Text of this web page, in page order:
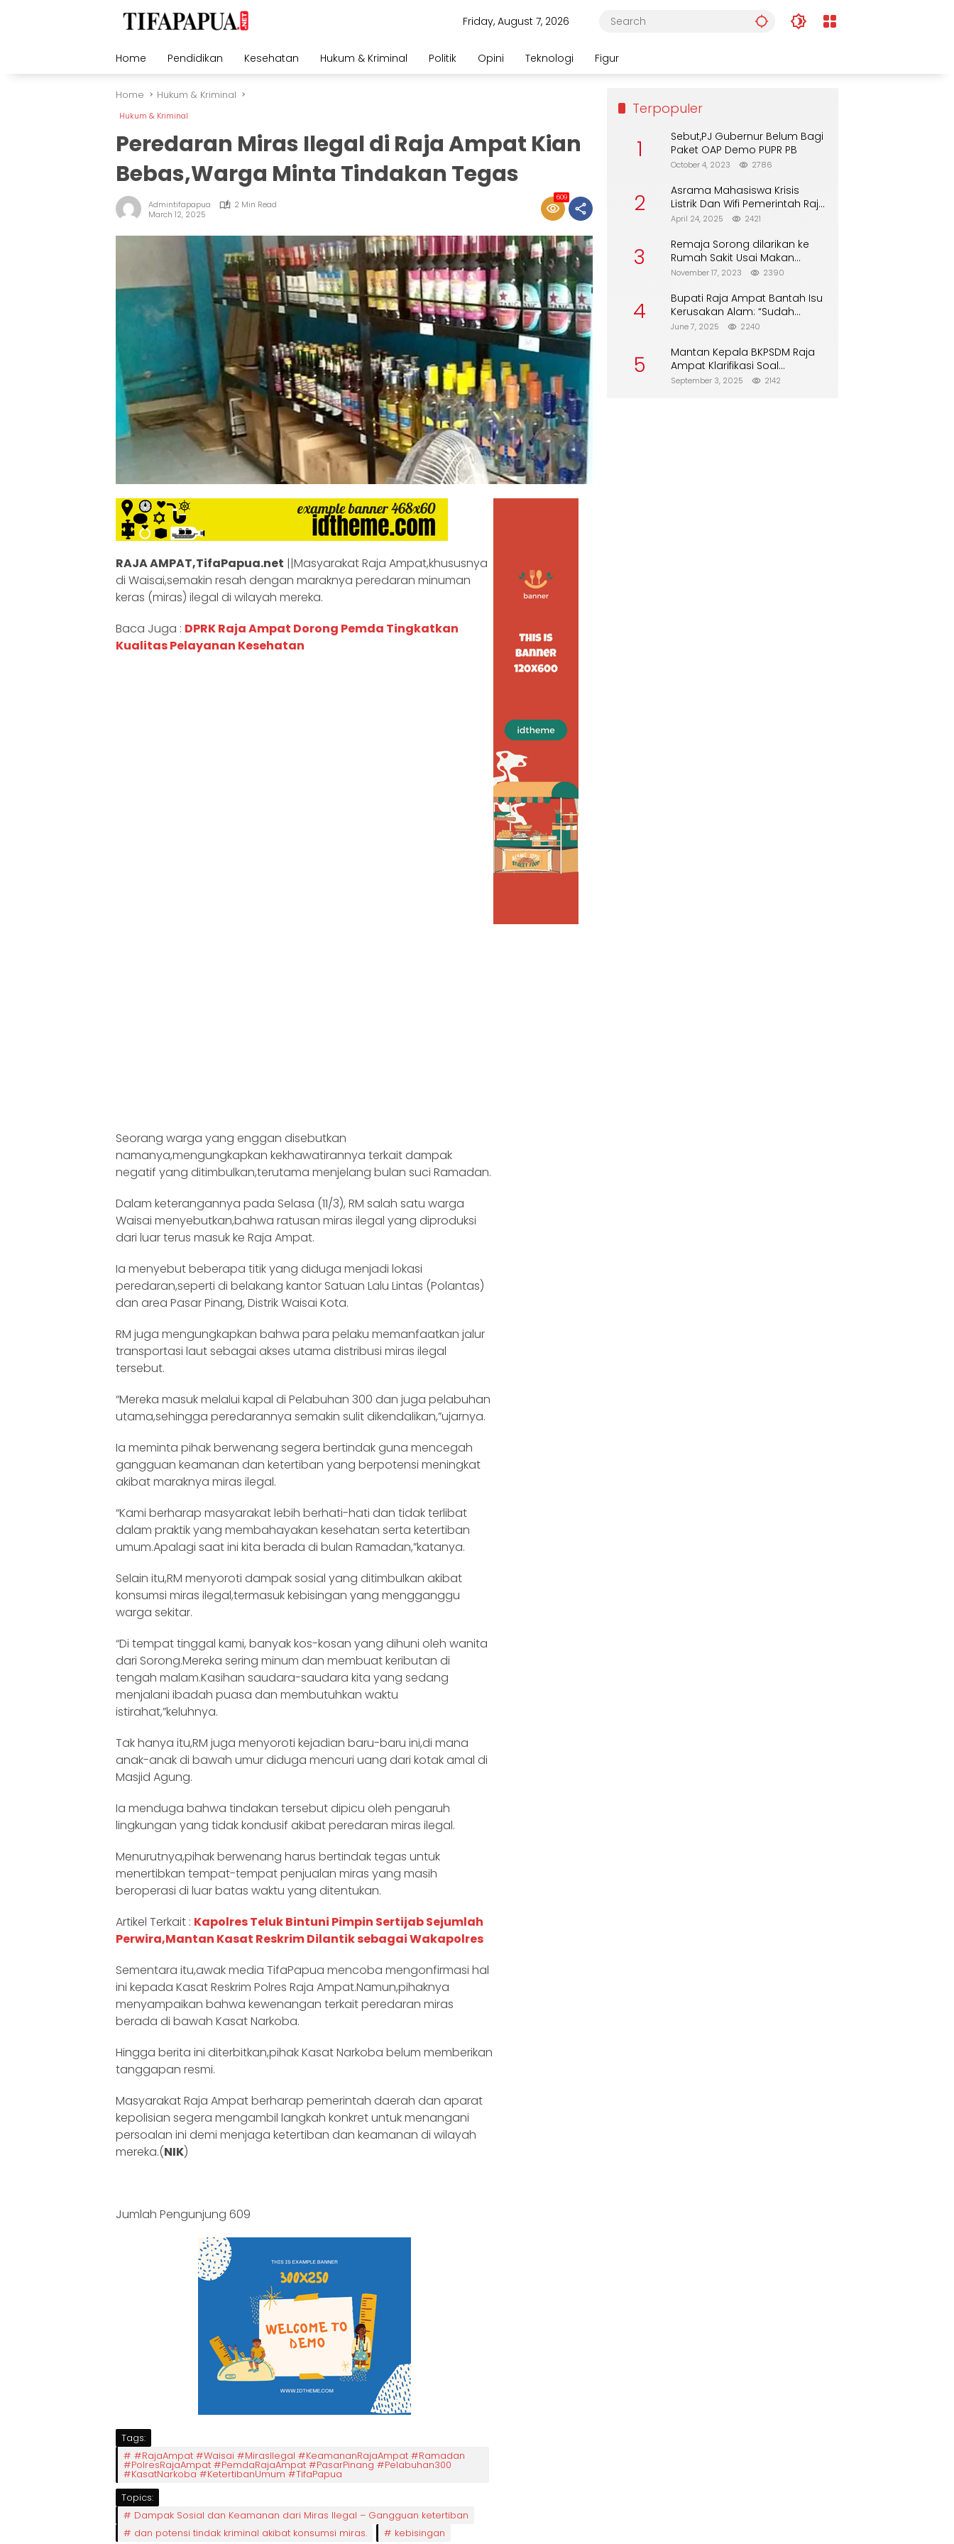
Friday, August 7, 2026
Home Pendidikan Kesehatan Hukum & Kriminal Politik Opini Teknologi Figur
Home Hukum & Kriminal
Hukum & Kriminal
Peredaran Miras Ilegal di Raja Ampat Kian
Bebas,Warga Minta Tindakan Tegas
Admintifapapua
2 Min Read
March 12, 2025
609
RAJA AMPAT,TifaPapua.net ||Masyarakat Raja Ampat,khususnya
di Waisai,semakin resah dengan maraknya peredaran minuman
keras (miras) ilegal di wilayah mereka.
Baca Juga : DPRK Raja Ampat Dorong Pemda Tingkatkan
Kualitas Pelayanan Kesehatan
Seorang warga yang enggan disebutkan
namanya,mengungkapkan kekhawatirannya terkait dampak
negatif yang ditimbulkan,terutama menjelang bulan suci Ramadan.
Dalam keterangannya pada Selasa (11/3), RM salah satu warga
Waisai menyebutkan,bahwa ratusan miras ilegal yang diproduksi
dari luar terus masuk ke Raja Ampat.
Ia menyebut beberapa titik yang diduga menjadi lokasi
peredaran,seperti di belakang kantor Satuan Lalu Lintas (Polantas)
dan area Pasar Pinang, Distrik Waisai Kota.
RM juga mengungkapkan bahwa para pelaku memanfaatkan jalur
transportasi laut sebagai akses utama distribusi miras ilegal
tersebut.
“Mereka masuk melalui kapal di Pelabuhan 300 dan juga pelabuhan
utama,sehingga peredarannya semakin sulit dikendalikan,”ujarnya.
Ia meminta pihak berwenang segera bertindak guna mencegah
gangguan keamanan dan ketertiban yang berpotensi meningkat
akibat maraknya miras ilegal.
“Kami berharap masyarakat lebih berhati-hati dan tidak terlibat
dalam praktik yang membahayakan kesehatan serta ketertiban
umum.Apalagi saat ini kita berada di bulan Ramadan,”katanya.
Selain itu,RM menyoroti dampak sosial yang ditimbulkan akibat
konsumsi miras ilegal,termasuk kebisingan yang mengganggu
warga sekitar.
“Di tempat tinggal kami, banyak kos-kosan yang dihuni oleh wanita
dari Sorong.Mereka sering minum dan membuat keributan di
tengah malam.Kasihan saudara-saudara kita yang sedang
menjalani ibadah puasa dan membutuhkan waktu
istirahat,”keluhnya.
Tak hanya itu,RM juga menyoroti kejadian baru-baru ini,di mana
anak-anak di bawah umur diduga mencuri uang dari kotak amal di
Masjid Agung.
Ia menduga bahwa tindakan tersebut dipicu oleh pengaruh
lingkungan yang tidak kondusif akibat peredaran miras ilegal.
Menurutnya,pihak berwenang harus bertindak tegas untuk
menertibkan tempat-tempat penjualan miras yang masih
beroperasi di luar batas waktu yang ditentukan.
Artikel Terkait : Kapolres Teluk Bintuni Pimpin Sertijab Sejumlah
Perwira,Mantan Kasat Reskrim Dilantik sebagai Wakapolres
Sementara itu,awak media TifaPapua mencoba mengonfirmasi hal
ini kepada Kasat Reskrim Polres Raja Ampat.Namun,pihaknya
menyampaikan bahwa kewenangan terkait peredaran miras
berada di bawah Kasat Narkoba.
Hingga berita ini diterbitkan,pihak Kasat Narkoba belum memberikan
tanggapan resmi.
Masyarakat Raja Ampat berharap pemerintah daerah dan aparat
kepolisian segera mengambil langkah konkret untuk menangani
persoalan ini demi menjaga ketertiban dan keamanan di wilayah
mereka.(NIK)
Jumlah Pengunjung 609
Tags:
#RajaAmpat #Waisai #MirasIlegal #KeamananRajaAmpat #Ramadan
#PolresRajaAmpat #PemdaRajaAmpat #PasarPinang #Pelabuhan300
#KasatNarkoba #KetertibanUmum #TifaPapua
Topics:
Dampak Sosial dan Keamanan dari Miras Ilegal – Gangguan ketertiban
dan potensi tindak kriminal akibat konsumsi miras.
kebisingan
Terpopuler
1
Sebut,PJ Gubernur Belum Bagi
Paket OAP Demo PUPR PB
October 4, 2023 2786
2
Asrama Mahasiswa Krisis
Listrik Dan Wifi Pemerintah Raja
Ampat Alasan Tunggu DPA
April 24, 2025 2421
3
Remaja Sorong dilarikan ke
Rumah Sakit Usai Makan
Biskuit dari Alfamart
November 17, 2023 2390
4
Bupati Raja Ampat Bantah Isu
Kerusakan Alam: “Sudah
Direboisasi dan Tidak Merusak
June 7, 2025 2240
5
Mantan Kepala BKPSDM Raja
Ampat Klarifikasi Soal
Pergantian Jabatan
September 3, 2025 2142